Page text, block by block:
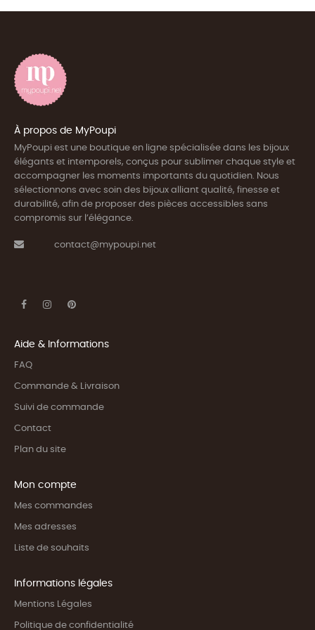
À propos de MyPoupi
MyPoupi est une boutique en ligne spécialisée dans les bijoux
élégants et intemporels, conçus pour sublimer chaque style et
accompagner les moments importants du quotidien. Nous
sélectionnons avec soin des bijoux alliant qualité, finesse et
durabilité, afin de proposer des pièces accessibles sans
compromis sur l’élégance.
contact@mypoupi.net
Aide & Informations
FAQ
Commande & Livraison
Suivi de commande
Contact
Plan du site
Mon compte
Mes commandes
Mes adresses
Liste de souhaits
Informations légales
Mentions Légales
Politique de confidentialité